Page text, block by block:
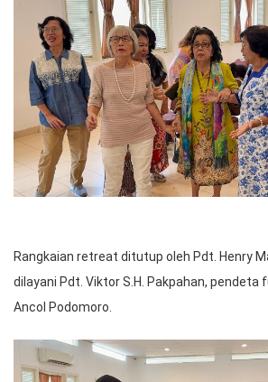
Rangkaian retreat ditutup oleh Pdt. Henry
dilayani Pdt. Viktor S.H. Pakpahan, pendeta
Ancol Podomoro.